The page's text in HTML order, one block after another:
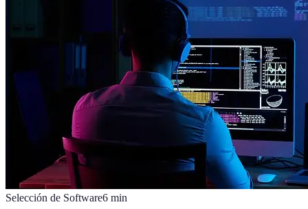
Selección de Software6 min